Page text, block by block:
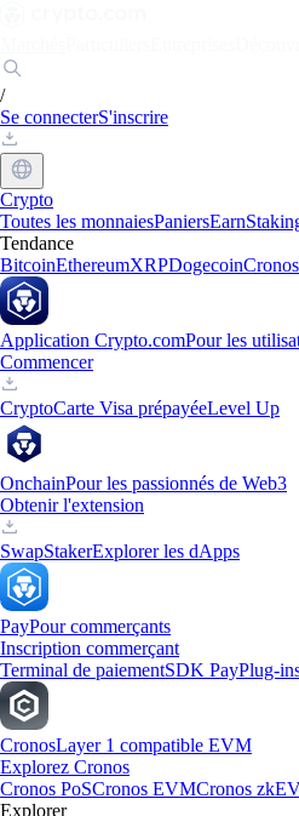
/
Se connecterS'inscrire
Crypto
Toutes les monnaiesPaniersEarn
Tendance
BitcoinEthereumXRPDogecoinCronos
Application Crypto.comPour les
Commencer
CryptoCarte Visa prépayéeLevel Up
OnchainPour les passionnés de Web3
Obtenir l'extension
SwapStakerExplorer les dApps
PayPour commerçants
Inscription commerçant
Terminal de paiementSDK PayPlug-
CronosLayer 1 compatible EVM
Explorez Cronos
Cronos PoSCronos EVMCronos
Explorer